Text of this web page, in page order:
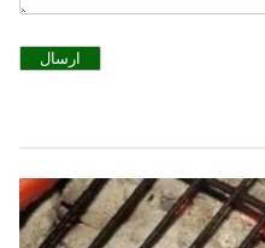
ارسال